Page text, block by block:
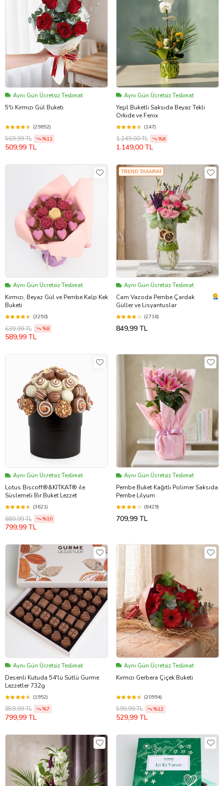
Aynı Gün Ücretsiz Teslimat
5'li Kırmızı Gül Buketi
(29852)
569,99 TL %11
509,99 TL
Aynı Gün Ücretsiz Teslimat
Yeşil Buketli Saksıda Beyaz Tekli
Orkide ve Fenix
(147)
1.249,00 TL %8
1.149,00 TL
Aynı Gün Ücretsiz Teslimat
Kırmızı, Beyaz Gül ve Pembe Kalp Kek
Buketi
(3250)
639,99 TL %8
589,99 TL
TREND TASARIM
Aynı Gün Ücretsiz Teslimat
Cam Vazoda Pembe Çardak
Güller ve Lisyantuslar
(2716)
849,99 TL
Aynı Gün Ücretsiz Teslimat
Lotus Biscoff®&KITKAT® ile
Süslemeli Bir Buket Lezzet
(3621)
889,99 TL %10
799,99 TL
Aynı Gün Ücretsiz Teslimat
Pembe Buket Kağıtlı Polimer Saksıda
Pembe Lilyum
(8429)
709,99 TL
Aynı Gün Ücretsiz Teslimat
Desenli Kutuda 54'lü Sütlü Gurme
Lezzetler 732g
(1952)
859,99 TL %7
799,99 TL
Aynı Gün Ücretsiz Teslimat
Kırmızı Gerbera Çiçek Buketi
(20994)
599,99 TL %12
529,99 TL